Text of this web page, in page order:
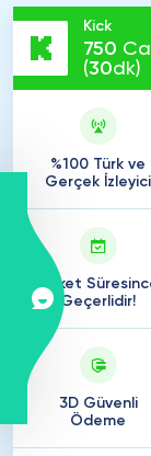
Kick
750
(30dk)
%100 Türk ve
Gerçek İzleyici
Paket
Geçerlidir!
3D Güvenli
Ödeme